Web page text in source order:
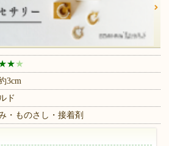
★ ★
3cm
ド
・ものさし・接着剤